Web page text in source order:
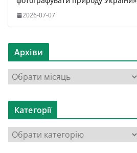
2026-07-07
Архіви
р
х
в
Категорії
а